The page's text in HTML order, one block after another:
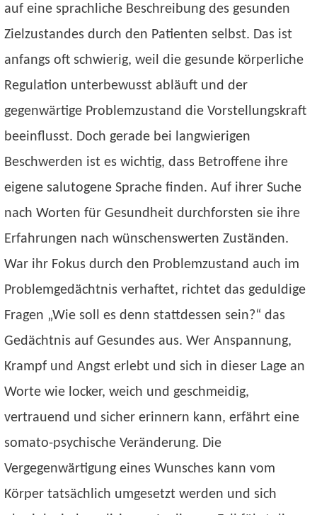
auf eine sprachliche Beschreibung des gesunden
Zielzustandes durch den Patienten selbst. Das ist
anfangs oft schwierig, weil die gesunde körperliche
Regulation unterbewusst abläuft und der
gegenwärtige Problemzustand die Vorstellungskraft
beeinflusst. Doch gerade bei langwierigen
Beschwerden ist es wichtig, dass Betroffene ihre
eigene salutogene Sprache finden. Auf ihrer Suche
nach Worten für Gesundheit durchforsten sie ihre
Erfahrungen nach wünschenswerten Zuständen.
War ihr Fokus durch den Problemzustand auch im
Problemgedächtnis verhaftet, richtet das geduldige
Fragen „Wie soll es denn stattdessen sein?“ das
Gedächtnis auf Gesundes aus. Wer Anspannung,
Krampf und Angst erlebt und sich in dieser Lage an
Worte wie locker, weich und geschmeidig,
vertrauend und sicher erinnern kann, erfährt eine
somato-psychische Veränderung. Die
Vergegenwärtigung eines Wunsches kann vom
Körper tatsächlich umgesetzt werden und sich